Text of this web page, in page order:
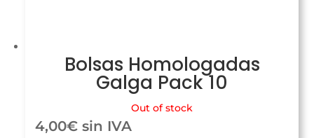
Bolsas Homologadas
Galga Pack 10
Out of stock
4,00€ sin IVA